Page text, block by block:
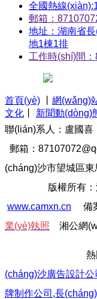
全國熱線
郵箱：
地址：湖南省
地1棟1排
工作時(shí)間
首頁(yè) 網(wǎng)
文化
新聞動(dòng)
聯(lián)系人：盧國
郵箱：
(cháng)沙市望城區
版權所有：湖南
www.camxn.cn 備
業(yè)執照
湘公網
熱門
(cháng)沙廣告設計公
牌制作公司 ,長